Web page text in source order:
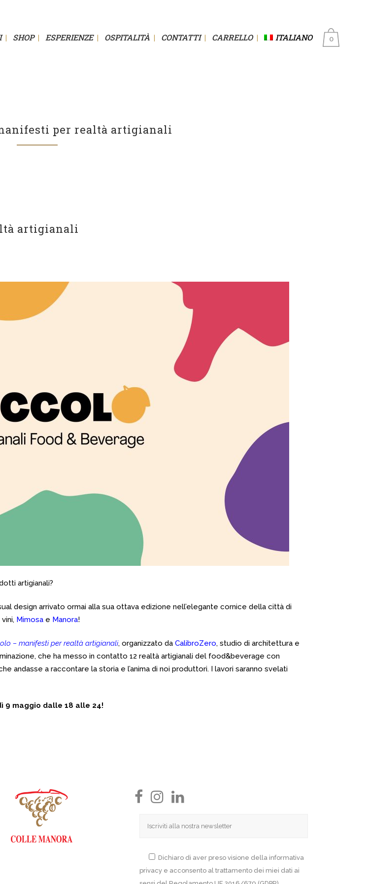
0
SHOP ESPERIENZE OSPITALITÀ CONTATTI CARRELLO ITALIANO
per realtà artigianali
artigianali
artigianali?
design arrivato ormai alla sua ottava edizione nell’elegante cornice della città di
Mimosa e Manora!
– manifesti per realtà artigianali, organizzato da CalibroZero, studio di architettura e
che ha messo in contatto 12 realtà artigianali del food&beverage con
andasse a raccontare la storia e l’anima di noi produttori. I lavori saranno svelati
9 maggio dalle 18 alle 24!
Dichiaro di aver preso visione della informativa
privacy e acconsento al trattamento dei miei dati ai